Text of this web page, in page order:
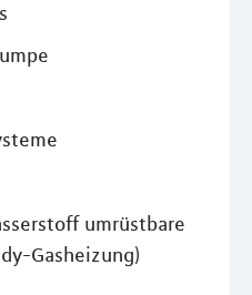
umrüstbare
Gasheizung)